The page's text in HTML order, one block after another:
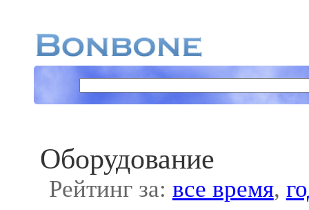
Оборудование
Рейтинг за: все время,